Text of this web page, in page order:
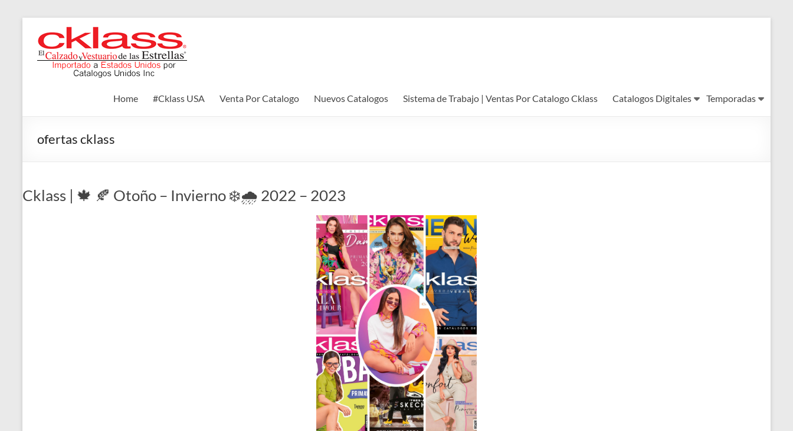
content
Cklass
El
las
Home #Cklass USA Venta Por Catalogo Nuevos Catalogos Sistema de Trabajo | Ventas Por Catalogo Cklass Catalogos Digitales Temporadas
ofertas cklass
Cklass | 🍁 🍂 Otoño – Invierno ❄️🌧️ 2022 – 2023